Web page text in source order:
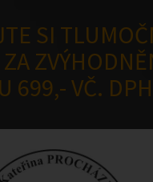
SI
699,- VČ. DPH